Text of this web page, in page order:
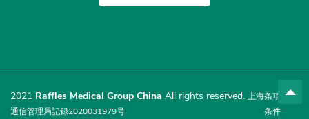
2021 Raffles Medical Group China All rights reserved. 上海
通信管理局記録2020031979号
条項及び
条件